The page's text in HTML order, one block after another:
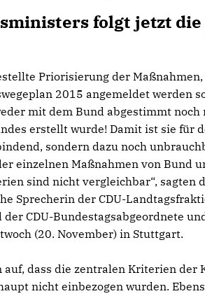
folgt jetzt
Priorisierung der
2015 angemeldet werden
mit dem Bund abgestimmt noch
erstellt wurde! Damit ist sie für
sondern dazu noch
einzelnen Maßnahmen von Bund
sind nicht vergleichbar“, sagten
Sprecherin der CDU-
der CDU-Bundestagsabgeordnete
(20. November) in Stuttgart.
dass die zentralen Kriterien der
nicht einbezogen wurden.